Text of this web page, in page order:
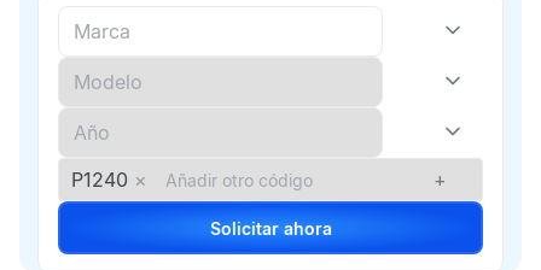
P1240 × +
Solicitar ahora